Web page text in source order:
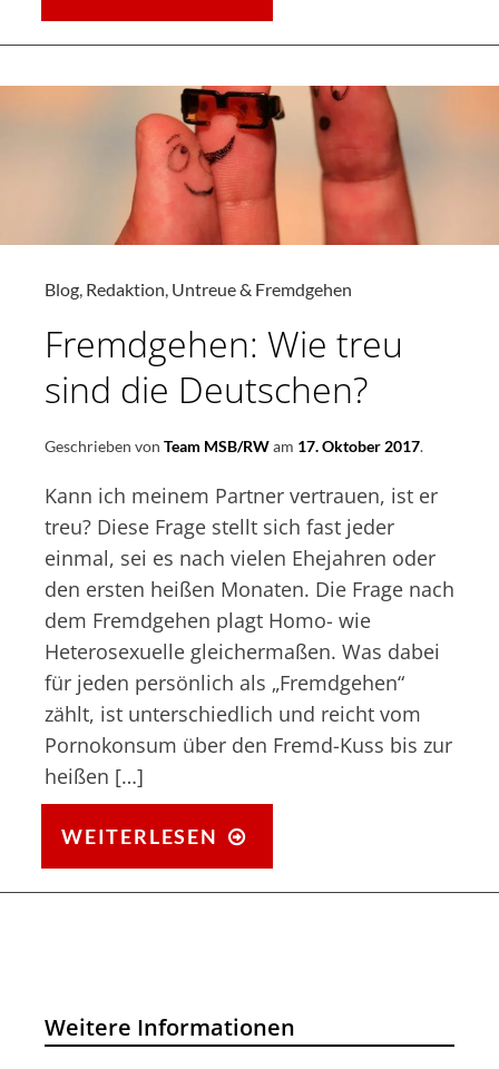
ICH
BIN
–
UND
JETZT?
Blog, Redaktion, Untreue & Fremdgehen
Fremdgehen: Wie treu
sind die Deutschen?
Geschrieben von Team MSB/RWam 17. Oktober 2017.
Kann ich meinem Partner vertrauen, ist er
treu? Diese Frage stellt sich fast jeder
einmal, sei es nach vielen Ehejahren oder
den ersten heißen Monaten. Die Frage nach
dem Fremdgehen plagt Homo- wie
Heterosexuelle gleichermaßen. Was dabei
für jeden persönlich als „Fremdgehen“
zählt, ist unterschiedlich und reicht vom
Pornokonsum über den Fremd-Kuss bis zur
heißen […]
WEITERLESEN
WIE
TREU
Weitere Informationen